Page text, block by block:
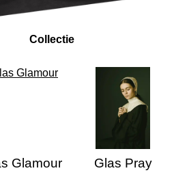
Collectie
Glamour Glas Pray